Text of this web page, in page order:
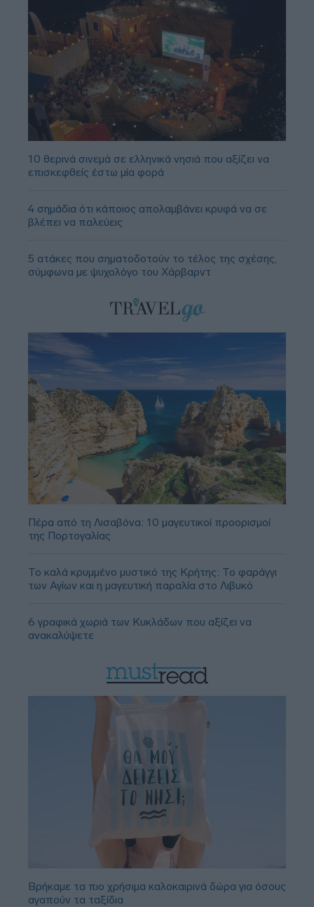
10 θερινά σινεμά σε ελληνικά νησιά που αξίζει να
επισκεφθείς έστω μία φορά
4 σημάδια ότι κάποιος απολαμβάνει κρυφά να σε
βλέπει να παλεύεις
5 ατάκες που σηματοδοτούν το τέλος της σχέσης,
σύμφωνα με ψυχολόγο του Χάρβαρντ
Πέρα από τη Λισαβόνα: 10 μαγευτικοί προορισμοί
της Πορτογαλίας
Το καλά κρυμμένο μυστικό της Κρήτης: Το φαράγγι
των Αγίων και η μαγευτική παραλία στο Λιβυκό
6 γραφικά χωριά των Κυκλάδων που αξίζει να
ανακαλύψετε
Βρήκαμε τα πιο χρήσιμα καλοκαιρινά δώρα για όσους
αγαπούν τα ταξίδια